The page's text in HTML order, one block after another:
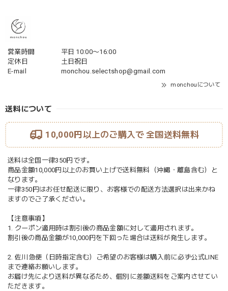
営業時間
平日 10:00〜16:00
定休日
土日祝日
E-mail
monchou.selectshop@gmail.com
monchouについて
送料について
10,000円以上のご購入で 全国送料無料
送料は全国一律350円です。
商品金額10,000円以上のお買い上げで送料無料（沖縄・離島含む）と
なります。
一律350円はお任せ配送に限り、お客様での配送方法選択は出来かね
ますのでご了承ください。
【注意事項】
1. クーポン適用時は割引後の商品金額に対して適用されます。
割引後の商品金額が10,000円を下回った場合は送料が発生します。
2. 佐川急便（日時指定含む）ご希望のお客様は購入前に必ず公式LINE
まで連絡お願いします。
お届け先により送料が異なるため、個別に差額送料をご案内させてい
ただきます。